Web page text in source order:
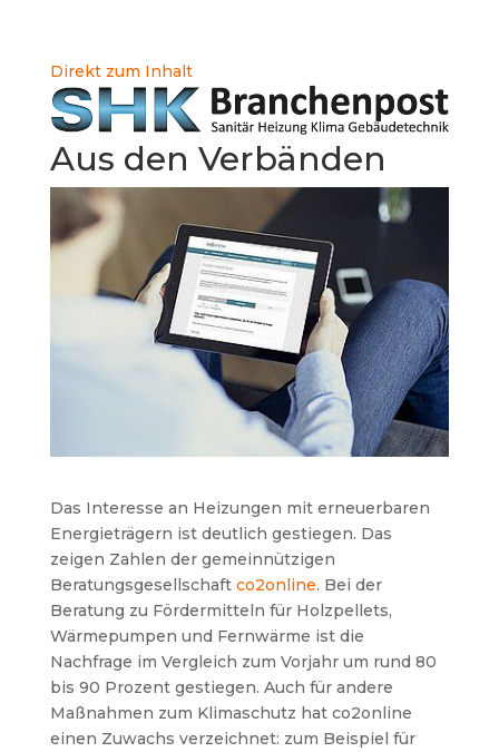
Direkt zum Inhalt
Aus den Verbänden
Das Interesse an Heizungen mit erneuerbaren
Energieträgern ist deutlich gestiegen. Das
zeigen Zahlen der gemeinnützigen
Beratungsgesellschaft co2online. Bei der
Beratung zu Fördermitteln für Holzpellets,
Wärmepumpen und Fernwärme ist die
Nachfrage im Vergleich zum Vorjahr um rund 80
bis 90 Prozent gestiegen. Auch für andere
Maßnahmen zum Klimaschutz hat co2online
einen Zuwachs verzeichnet: zum Beispiel für